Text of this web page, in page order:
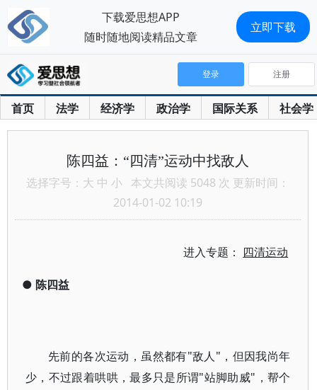
首页 法学 经济学 政治学 国际关系 社会学
登录 注册
陈四益：“四清”运动中找敌人
选择字号： 大 中 小 本文共阅读 5048 次 更新时间：
2014-01-02 10:19
进入专题： 四清运动
● 陈四益
先前的各次运动，虽然都有"敌人"，但因我尚年
少，不过跟着哄哄，最多只是所谓"站脚助威"，帮个
下载爱思想APP
随时随地阅读精品文章
立即下载